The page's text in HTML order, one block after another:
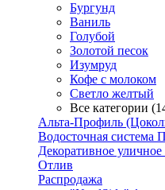
Бургунд
Ваниль
Голубой
Золотой песок
Изумруд
Кофе с молоком
Светло желтый
Все категории
Альта-Профиль
Водосточная система
Декоративное
Отлив
Распродажа